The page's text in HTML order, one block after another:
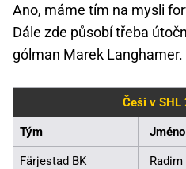
Ano, máme tím na mysli
Dále zde působí třeba
gólman Marek Langhamer.
Češi v
Tým Jméno
Färjestad BK